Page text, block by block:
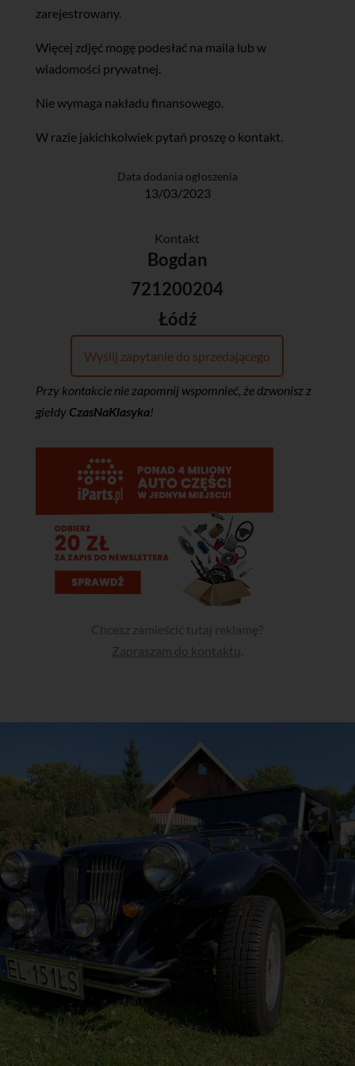
zarejestrowany.
Więcej zdjęć mogę podesłać na maila lub w
wiadomości prywatnej.
Nie wymaga nakładu finansowego.
W razie jakichkolwiek pytań proszę o kontakt.
Data dodania ogłoszenia
13/03/2023
Kontakt
Bogdan
721200204
Łódź
Wyślij zapytanie do sprzedającego
Przy kontakcie nie zapomnij wspomnieć, że dzwonisz z
giełdy CzasNaKlasyka!
Chcesz zamieścić tutaj reklamę?
Zapraszam do kontaktu